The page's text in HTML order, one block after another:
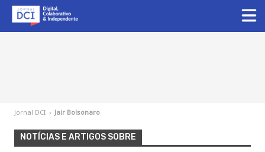
Jornal DCI › Jair Bolsonaro
NOTÍCIAS E ARTIGOS SOBRE